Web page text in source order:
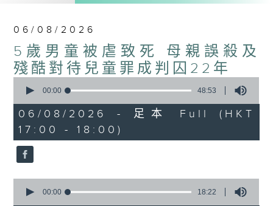
Facebook專頁
06/08/2026
5歲男童被虐致死 母親誤殺及
殘酷對待兒童罪成判囚22年
seconds
48
minutes,
53
seconds
00:00 48:53
06/08/2026 - 足本 Full (HKT
17:00 - 18:00)
seconds
00:00 18:22